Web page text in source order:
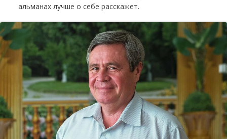
альманах лучше о себе расскажет.